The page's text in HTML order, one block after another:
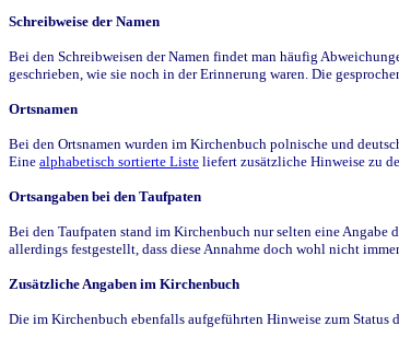
Schreibweise der Namen
Bei den Schreibweisen der Namen findet man häufig
geschrieben, wie sie noch in der Erinnerung waren. Die
Ortsnamen
Bei den Ortsnamen wurden im Kirchenbuch polnische und
Eine alphabetisch sortierte Liste liefert zusätzliche Hinweise zu
Ortsangaben bei den Taufpaten
Bei den Taufpaten stand im Kirchenbuch nur selten eine Angabe
allerdings festgestellt, dass diese Annahme doch wohl nicht
Zusätzliche Angaben im Kirchenbuch
Die im Kirchenbuch ebenfalls aufgeführten Hinweise zum Status